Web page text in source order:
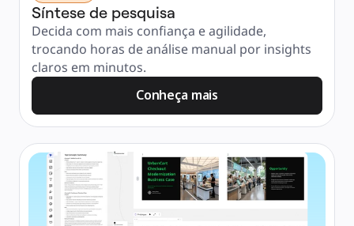
Síntese de pesquisa
Decida com mais confiança e agilidade,
trocando horas de análise manual por insights
claros em minutos.
Conheça mais